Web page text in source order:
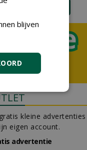
kleine advertenties
eigen account.
advertentie
blijven